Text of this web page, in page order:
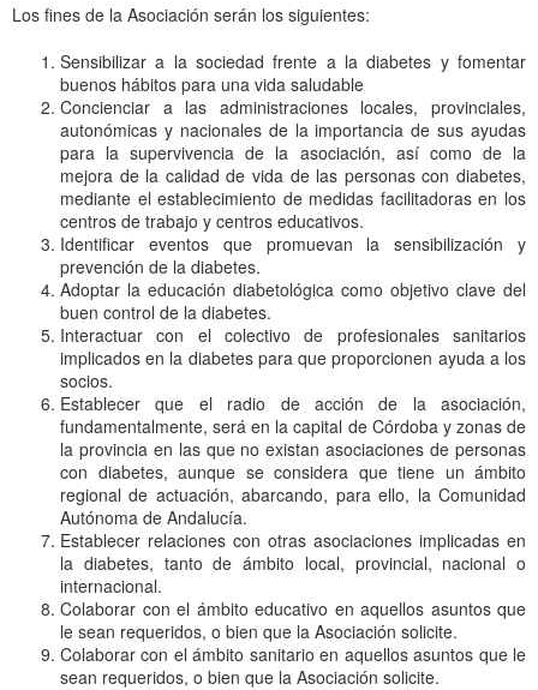
Los fines de la Asociación serán los siguientes:
Sensibilizar a la sociedad frente a la diabetes y fomentar
buenos hábitos para una vida saludable
Concienciar a las administraciones locales, provinciales,
autonómicas y nacionales de la importancia de sus ayudas
para la supervivencia de la asociación, así como de la
mejora de la calidad de vida de las personas con diabetes,
mediante el establecimiento de medidas facilitadoras en los
centros de trabajo y centros educativos.
Identificar eventos que promuevan la sensibilización y
prevención de la diabetes.
Adoptar la educación diabetológica como objetivo clave del
buen control de la diabetes.
Interactuar con el colectivo de profesionales sanitarios
implicados en la diabetes para que proporcionen ayuda a los
socios.
Establecer que el radio de acción de la asociación,
fundamentalmente, será en la capital de Córdoba y zonas de
la provincia en las que no existan asociaciones de personas
con diabetes, aunque se considera que tiene un ámbito
regional de actuación, abarcando, para ello, la Comunidad
Autónoma de Andalucía.
Establecer relaciones con otras asociaciones implicadas en
la diabetes, tanto de ámbito local, provincial, nacional o
internacional.
Colaborar con el ámbito educativo en aquellos asuntos que
le sean requeridos, o bien que la Asociación solicite.
Colaborar con el ámbito sanitario en aquellos asuntos que le
sean requeridos, o bien que la Asociación solicite.